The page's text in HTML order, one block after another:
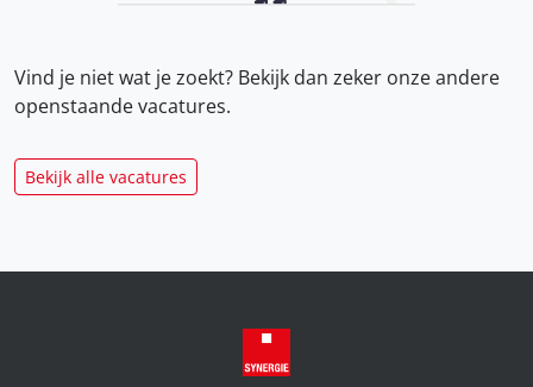
Vind je niet wat je zoekt? Bekijk dan zeker onzeandere
openstaande vacatures.
Bekijk alle vacatures